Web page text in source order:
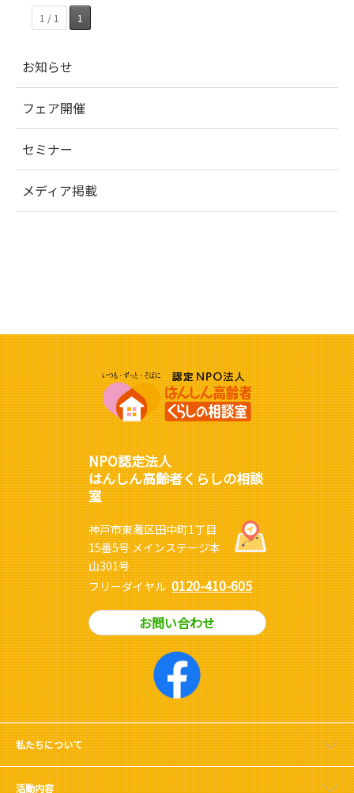
1 / 1 1
お知らせ
フェア開催
セミナー
メディア掲載
NPO認定法人
はんしん高齢者くらしの相談
室
神戸市東灘区田中町1丁目
15番5号 メインステージ本
山301号
フリーダイヤル 0120-410-605
お問い合わせ
私たちについて
活動内容